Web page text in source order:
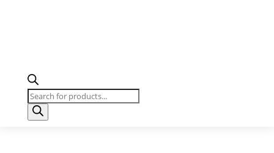
Products
search